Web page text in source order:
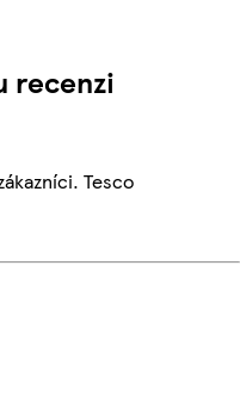
recenzi
Tesco